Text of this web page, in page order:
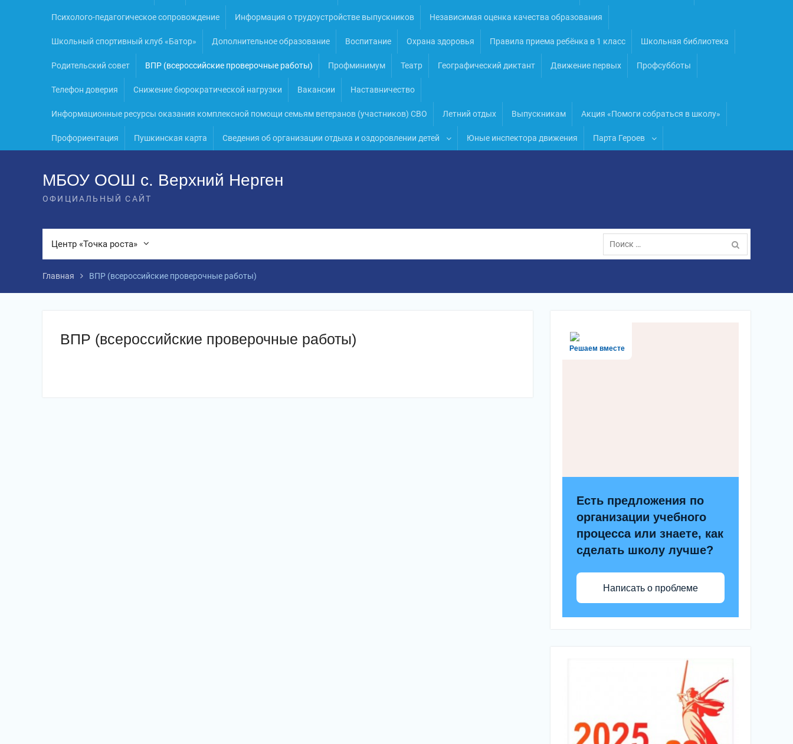
Психолого-педагогическое сопровождение Информация о трудоустройстве выпускников Независимая оценка качества образования
Школьный спортивный клуб «Батор» Дополнительное образование Воспитание Охрана здоровья Правила приема ребёнка в 1 класс Школьная библиотека
Родительский совет ВПР (всероссийские проверочные работы) Профминимум Театр Географический диктант Движение первых Профсубботы
Телефон доверия Снижение бюрократической нагрузки Вакансии Наставничество
Информационные ресурсы оказания комплексной помощи семьям ветеранов (участников) СВО Летний отдых Выпускникам Акция «Помоги собраться в школу»
Профориентация Пушкинская карта Сведения об организации отдыха и оздоровлении детей Юные инспектора движения Парта Героев
МБОУ ООШ с. Верхний Нерген
ОФИЦИАЛЬНЫЙ САЙТ
Центр «Точка роста»
Главная ВПР (всероссийские проверочные работы)
ВПР (всероссийские проверочные работы)
Решаем вместе
Есть предложения по
организации учебного
процесса или знаете, как
сделать школу лучше?
Написать о проблеме